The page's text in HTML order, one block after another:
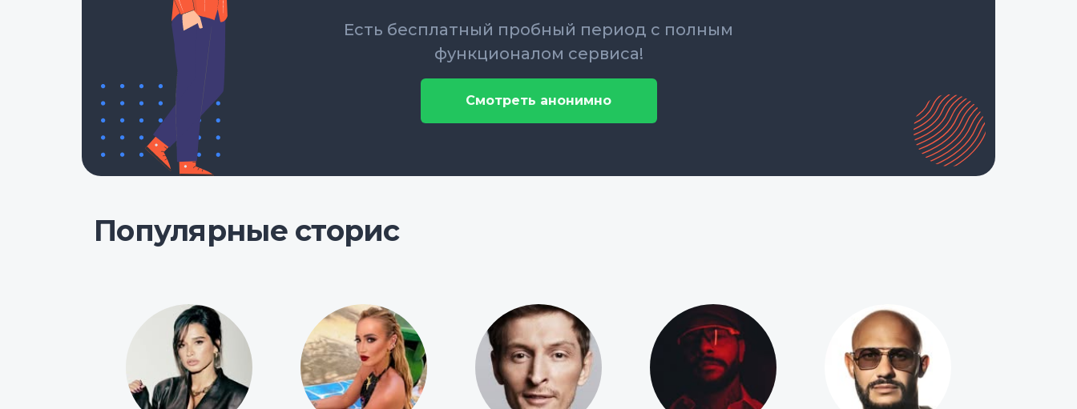
Есть бесплатный пробный период с полным
функционалом сервиса!
Смотреть анонимно
Популярные сторис